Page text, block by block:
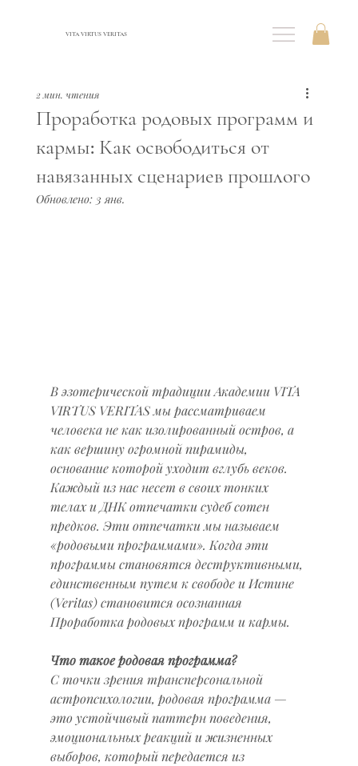
VITA VIRTUS VERITAS
Проработка родовых программ и
кармы: Как освободиться от
навязанных сценариев прошлого
2 мин. чтения
Обновлено: 3 янв.
В эзотерической традиции Академии VITA
VIRTUS VERITAS мы рассматриваем
человека не как изолированный остров, а
как вершину огромной пирамиды,
основание которой уходит вглубь веков.
Каждый из нас несет в своих тонких
телах и ДНК отпечатки судеб сотен
предков. Эти отпечатки мы называем
«родовыми программами». Когда эти
программы становятся деструктивными,
единственным путем к свободе и Истине
(Veritas) становится осознанная
Проработка родовых программ и кармы.
Что такое родовая программа?
С точки зрения трансперсональной
астропсихологии, родовая программа —
это устойчивый паттерн поведения,
эмоциональных реакций и жизненных
выборов, который передается из